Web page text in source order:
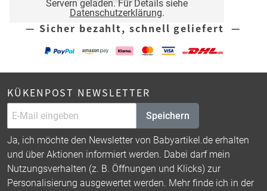
Servern geladen. Für Details siehe
Datenschutzerklärung.
— Sicher bezahlt, schnell geliefert —
KÜKENPOST NEWSLETTER
Speichern
Ja, ich möchte den Newsletter von Babyartikel.de erhalten
und über Aktionen informiert werden. Dabei darf mein
Nutzungsverhalten (z. B. Öffnungen und Klicks) zur
Personalisierung ausgewertet werden. Mehr finde ich in der